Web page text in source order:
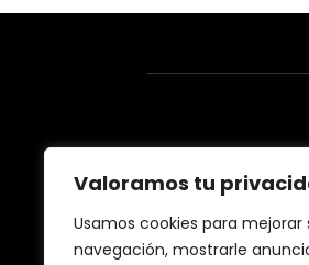
Valoramos tu
Usamos cookies para mejorar
navegación, mostrarle